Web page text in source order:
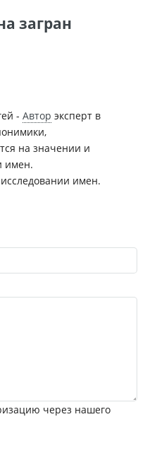
загран
- Автор эксперт в
на значении и
имен.
имен.
через нашего